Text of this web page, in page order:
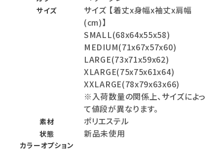
サイズ
サイズ 【着丈x身幅x袖丈x肩幅
(cm)】
SMALL(68x64x55x58)
MEDIUM(71x67x57x60)
LARGE(73x71x59x62)
XLARGE(75x75x61x64)
XXLARGE(78x79x63x66)
※入荷数量の関係上、サイズによっ
て値段が異なります。
素材 ポリエステル
状態 新品未使用
カラーオプション